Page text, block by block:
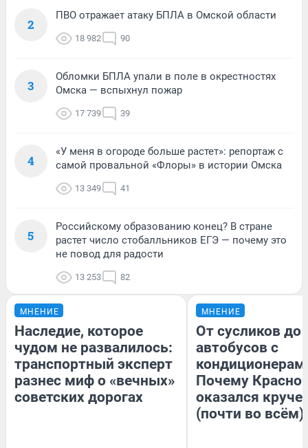
2
ПВО отражает атаку БПЛА в Омской области
18 982 90
3
Обломки БПЛА упали в поле в окрестностях
Омска — вспыхнул пожар
17 739 39
4
«У меня в огороде больше растет»: репортаж с
самой провальной «Флоры» в истории Омска
13 349 41
5
Российскому образованию конец? В стране
растет число стобалльников ЕГЭ — почему это
не повод для радости
13 253 82
МНЕНИЕ
Наследие, которое
чудом не развалилось:
транспортный эксперт
разнес миф о «вечных»
советских дорогах
МНЕНИЕ
От сусликов до
автобусов с
Почему
оказался
(почти во всём)